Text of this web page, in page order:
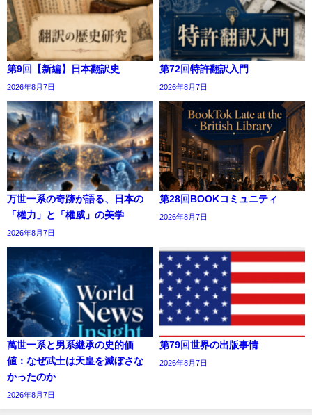
第9回【新編】日本翻訳史
2026年8月7日
第72回特許翻訳入門
2026年8月7日
万世一系の奇跡が語る、日本の
「權力」と「權威」の美学
2026年8月7日
第28回BOOKコミュニティ
2026年8月7日
萬世一系と男系継承の史的価
値：なぜ武士は天皇を滅ぼさな
かったのか
2026年8月7日
第79回世界の出版事情
2026年8月7日